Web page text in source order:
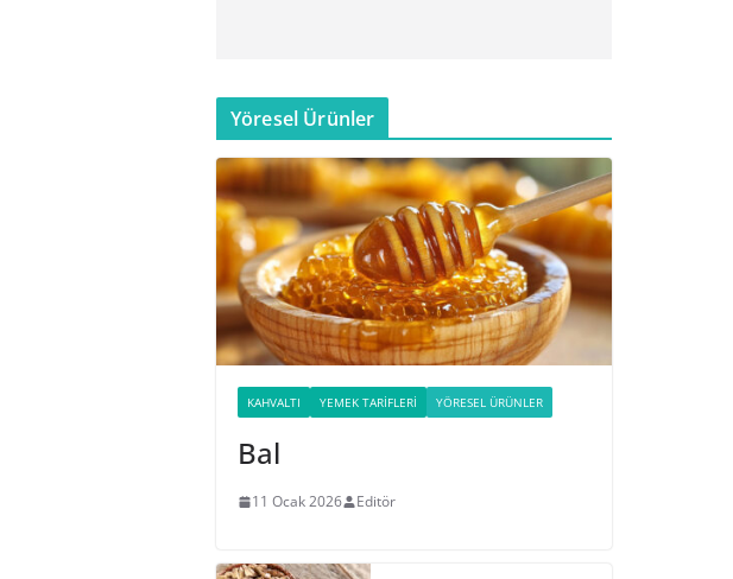
Yöresel Ürünler
KAHVALTI YEMEK TARIFLERI YÖRESEL ÜRÜNLER
Bal
11 Ocak 2026 Editör